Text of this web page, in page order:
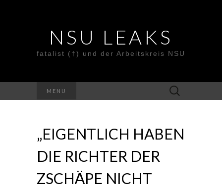
NSU LEAKS
fatalist (†) und der Arbeitskreis NSU
MENU
Suche
nach:
„EIGENTLICH HABEN
DIE RICHTER DER
ZSCHÄPE NICHT